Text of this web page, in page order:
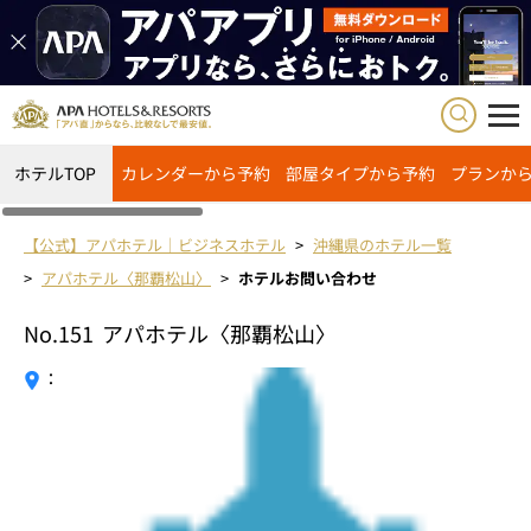
ホテルTOP カレンダーから予約 部屋タイプから予約 プランか
【公式】アパホテル｜ビジネスホテル
沖縄県のホテル一覧
アパホテル〈那覇松山〉
ホテルお問い合わせ
No.151 アパホテル〈那覇松山〉
：